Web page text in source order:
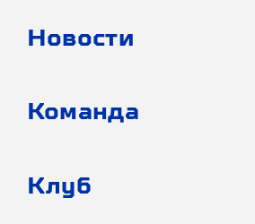
Новости
Команда
Клуб